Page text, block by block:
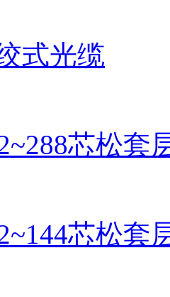
式光缆
芯松套
芯松套